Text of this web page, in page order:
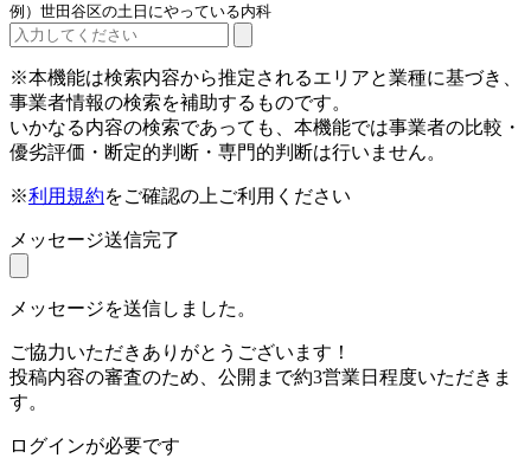
例）世田谷区の土日にやっている内科
※本機能は検索内容から推定されるエリアと業種に基づき、
事業者情報の検索を補助するものです。
いかなる内容の検索であっても、本機能では事業者の比較・
優劣評価・断定的判断・専門的判断は行いません。
※利用規約をご確認の上ご利用ください
メッセージ送信完了
メッセージを送信しました。
ご協力いただきありがとうございます！
投稿内容の審査のため、公開まで約3営業日程度いただきま
す。
ログインが必要です